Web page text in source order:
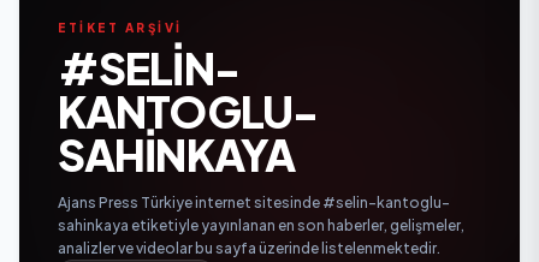
ETİKET ARŞİVİ
#SELIN-
KANTOGLU-
SAHINKAYA
Ajans Press Türkiye internet sitesinde #selin-kantoglu-
sahinkaya etiketiyle yayınlanan en son haberler, gelişmeler,
analizler ve videolar bu sayfa üzerinde listelenmektedir.